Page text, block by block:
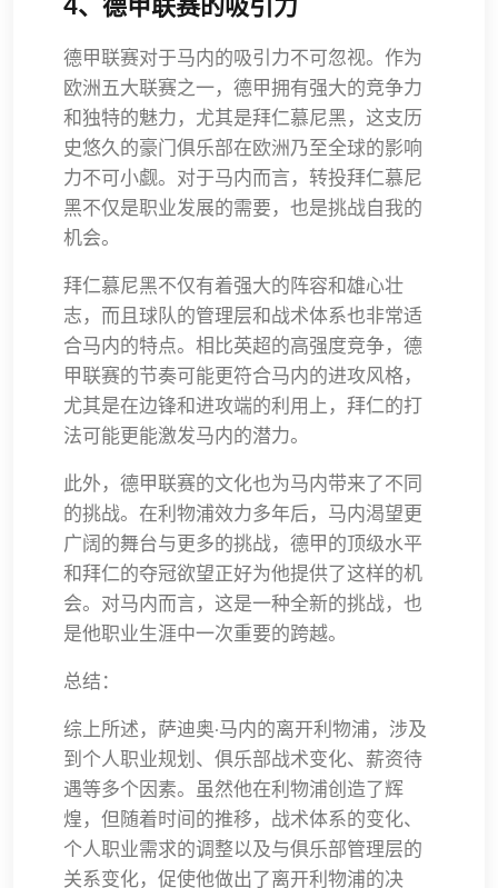
德甲联赛对于马内的吸引力不可忽视。作为
欧洲五大联赛之一，德甲拥有强大的竞争力
和独特的魅力，尤其是拜仁慕尼黑，这支历
史悠久的豪门俱乐部在欧洲乃至全球的影响
力不可小觑。对于马内而言，转投拜仁慕尼
黑不仅是职业发展的需要，也是挑战自我的
机会。
拜仁慕尼黑不仅有着强大的阵容和雄心壮
志，而且球队的管理层和战术体系也非常适
合马内的特点。相比英超的高强度竞争，德
甲联赛的节奏可能更符合马内的进攻风格，
尤其是在边锋和进攻端的利用上，拜仁的打
法可能更能激发马内的潜力。
此外，德甲联赛的文化也为马内带来了不同
的挑战。在利物浦效力多年后，马内渴望更
广阔的舞台与更多的挑战，德甲的顶级水平
和拜仁的夺冠欲望正好为他提供了这样的机
会。对马内而言，这是一种全新的挑战，也
是他职业生涯中一次重要的跨越。
总结：
综上所述，萨迪奥·马内的离开利物浦，涉及
到个人职业规划、俱乐部战术变化、薪资待
遇等多个因素。虽然他在利物浦创造了辉
煌，但随着时间的推移，战术体系的变化、
个人职业需求的调整以及与俱乐部管理层的
关系变化，促使他做出了离开利物浦的决